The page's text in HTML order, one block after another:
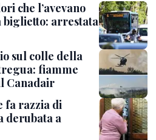
che l’avevano
biglietto: arrestata
sul colle della
fiamme
Canadair
fa razzia di
derubata a